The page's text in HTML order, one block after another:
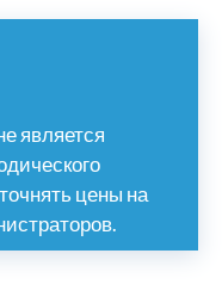
является
цены на